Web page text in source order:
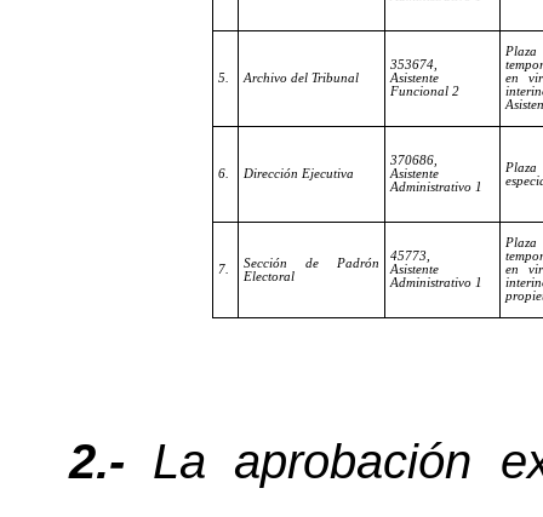
5. Archivo del Tribunal
353674,
Asistente
Funcional 2
en
6. Dirección Ejecutiva
370686,
Asistente
Administrativo 1
7.
Sección de Padrón
Electoral
45773,
Asistente
Administrativo 1
en
2.- La aprobación